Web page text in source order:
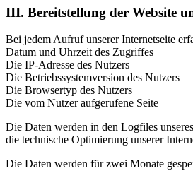
III. Bereitstellung der Website
Bei jedem Aufruf unserer Internetseite
Datum und Uhrzeit des Zugriffes
Die IP-Adresse des Nutzers
Die Betriebssystemversion des Nutzers
Die Browsertyp des Nutzers
Die vom Nutzer aufgerufene Seite
Die Daten werden in den Logfiles
die technische Optimierung unserer
Die Daten werden für zwei Monate